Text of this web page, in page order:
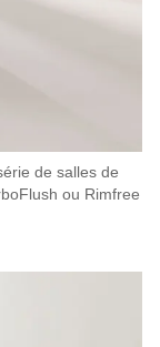
de salles de
ou Rimfree